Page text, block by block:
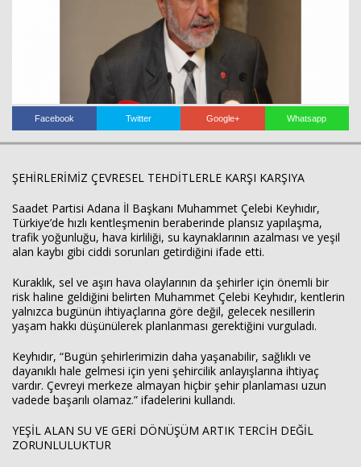
Facebook Twitter Google+ Whatsapp
ŞEHİRLERİMİZ ÇEVRESEL TEHDİTLERLE KARŞI KARŞIYA
Saadet Partisi Adana İl Başkanı Muhammet Çelebi Keyhıdır,
Türkiye’de hızlı kentleşmenin beraberinde plansız yapılaşma,
trafik yoğunluğu, hava kirliliği, su kaynaklarının azalması ve yeşil
alan kaybı gibi ciddi sorunları getirdiğini ifade etti.
Kuraklık, sel ve aşırı hava olaylarının da şehirler için önemli bir
risk haline geldiğini belirten Muhammet Çelebi Keyhıdır, kentlerin
yalnızca bugünün ihtiyaçlarına göre değil, gelecek nesillerin
yaşam hakkı düşünülerek planlanması gerektiğini vurguladı.
Keyhıdır, “Bugün şehirlerimizin daha yaşanabilir, sağlıklı ve
dayanıklı hale gelmesi için yeni şehircilik anlayışlarına ihtiyaç
vardır. Çevreyi merkeze almayan hiçbir şehir planlaması uzun
vadede başarılı olamaz.” ifadelerini kullandı.
YEŞİL ALAN SU VE GERİ DÖNÜŞÜM ARTIK TERCİH DEĞİL
ZORUNLULUKTUR
Haberin Doğru Adresi.